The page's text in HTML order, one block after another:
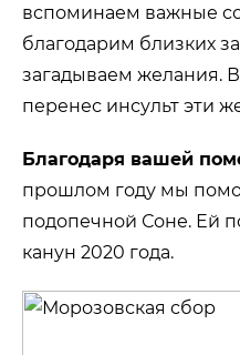
вспоминаем важные
благодарим близких
загадываем желания.
перенес инсульт эти
Благодаря вашей
прошлом году мы
подопечной Соне. Ей
канун 2020 года.